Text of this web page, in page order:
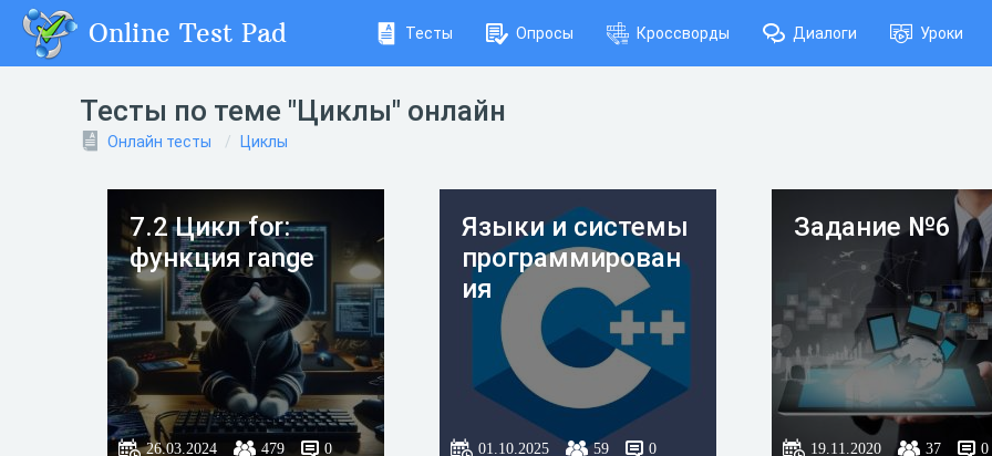
Online Test Pad Тесты Опросы Кроссворды Диалоги Уроки
Тесты по теме "Циклы" онлайн
Онлайн тесты Циклы
7.2 Цикл for:
функция range
26.03.2024 479 0
Языки и системы
программирован
ия
01.10.2025 59 0
Задание №6
19.11.2020 37 0